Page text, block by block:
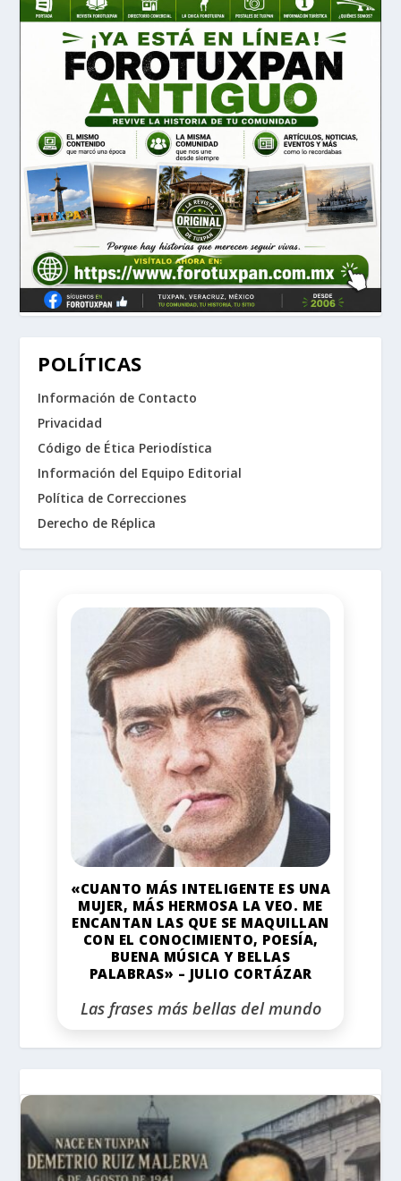
POLÍTICAS
Información de Contacto
Privacidad
Código de Ética Periodística
Información del Equipo Editorial
Política de Correcciones
Derecho de Réplica
«CUANTO MÁS INTELIGENTE ES UNA
MUJER, MÁS HERMOSA LA VEO. ME
ENCANTAN LAS QUE SE MAQUILLAN
CON EL CONOCIMIENTO, POESÍA,
BUENA MÚSICA Y BELLAS
PALABRAS» – JULIO CORTÁZAR
Las frases más bellas del mundo